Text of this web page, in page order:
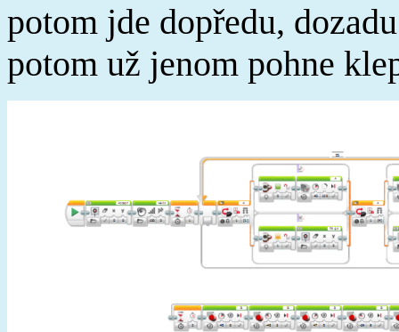
potom jde dopředu,
potom už jenom pohne